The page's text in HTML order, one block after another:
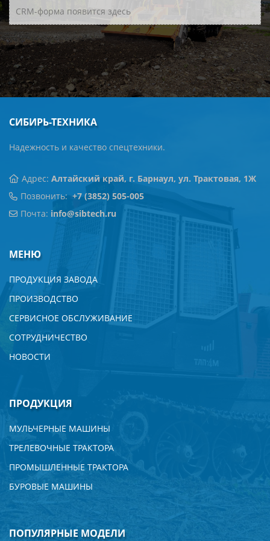
Средний срок службы рабочего оборудования, не
менее, моточас 3000
CRM-форма появится здесь
СИБИРЬ-ТЕХНИКА
Надежность и качество спецтехники.
Адрес: Алтайский край, г. Барнаул, ул. Трактовая, 1Ж
Позвонить: +7 (3852) 505-005
Почта: info@sibtech.ru
МЕНЮ
ПРОДУКЦИЯ ЗАВОДА
ПРОИЗВОДСТВО
СЕРВИСНОЕ ОБСЛУЖИВАНИЕ
СОТРУДНИЧЕСТВО
НОВОСТИ
ПРОДУКЦИЯ
МУЛЬЧЕРНЫЕ МАШИНЫ
ТРЕЛЕВОЧНЫЕ ТРАКТОРА
ПРОМЫШЛЕННЫЕ ТРАКТОРА
БУРОВЫЕ МАШИНЫ
ПОПУЛЯРНЫЕ МОДЕЛИ